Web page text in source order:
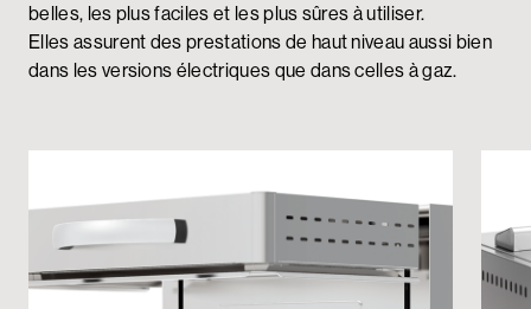
belles, les plus faciles et les plus sûres à utiliser.
Elles assurent des prestations de haut niveau aussi bien
dans les versions électriques que dans celles à gaz.